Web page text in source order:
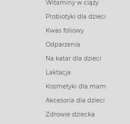
Witaminy w ciąży
Probiotyki dla dzieci
Kwas foliowy
Odparzenia
Na katar dla dzieci
Laktacja
Kosmetyki dla mam
Akcesoria dla dzieci
Zdrowie dziecka